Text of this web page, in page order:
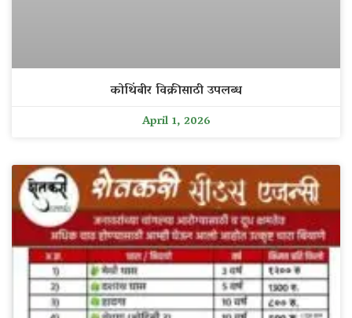
कोथिंबीर विक्रीसाठी उपलब्ध
April 1, 2026